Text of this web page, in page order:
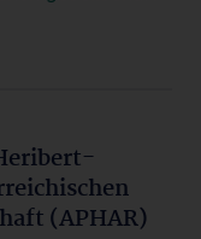
(APHAR)